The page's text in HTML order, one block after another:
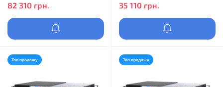
82 310 грн. 35 110 грн.
Топ продажу Топ продажу